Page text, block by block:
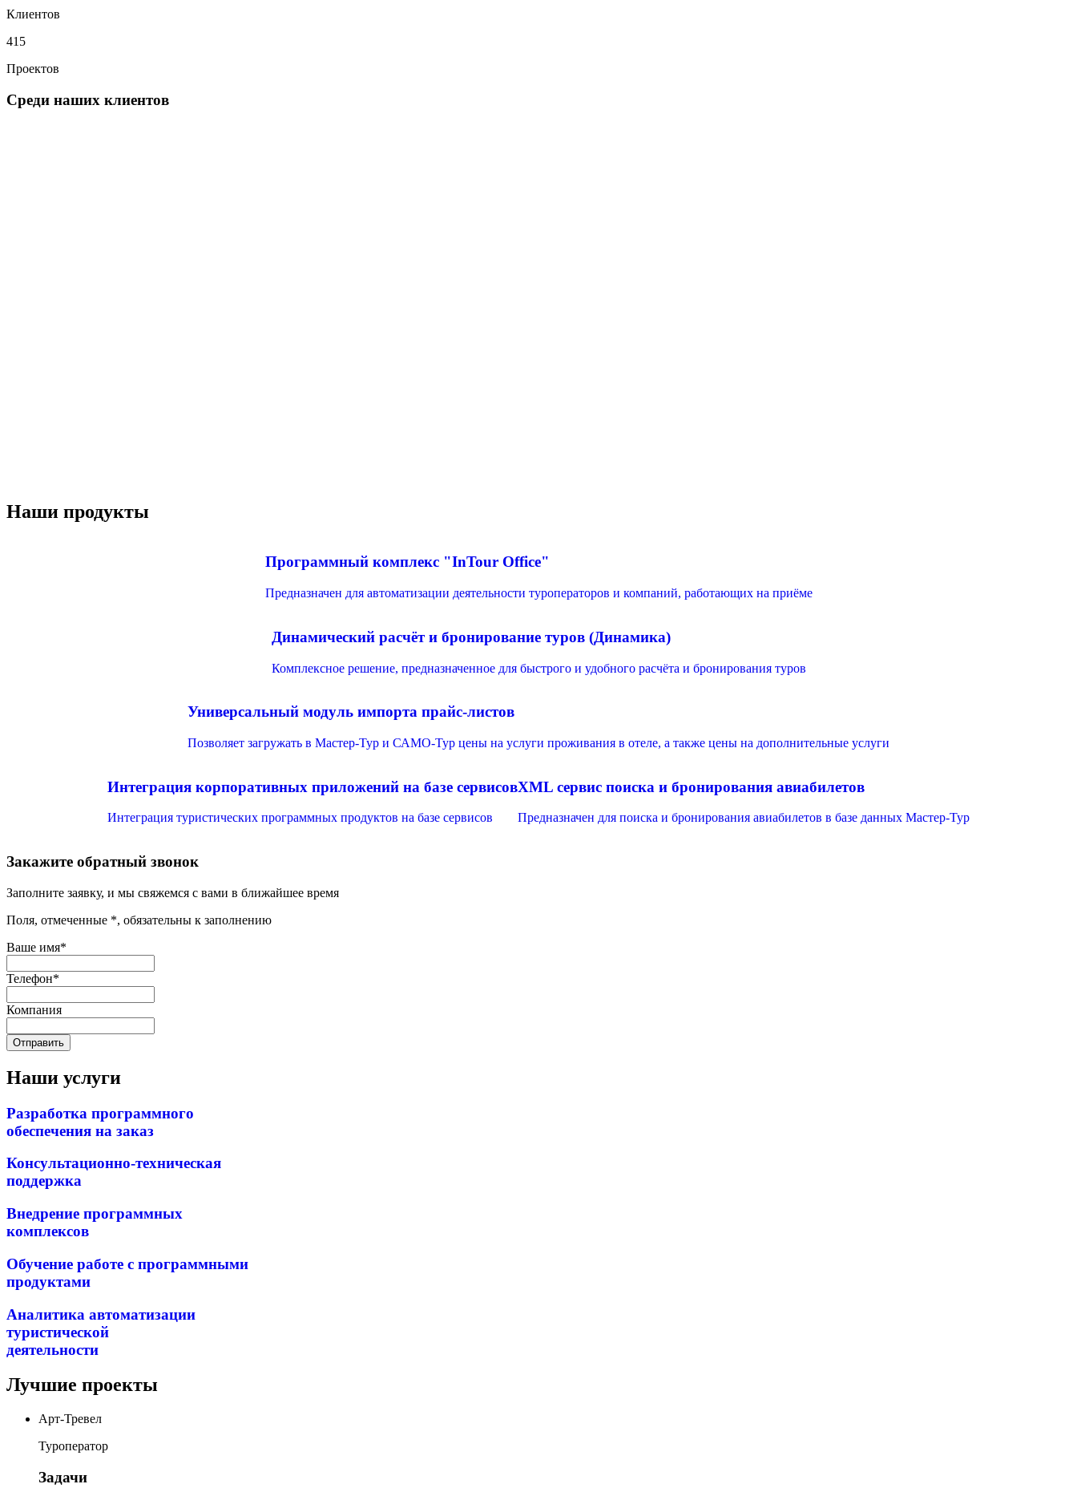
Клиентов
415
Проектов
Среди наших клиентов
Наши продукты
Программный комплекс "InTour Office"
Предназначен для автоматизации деятельности туроператоров и компаний, работающих на приёме
Динамический расчёт и бронирование туров (Динамика)
Комплексное решение, предназначенное для быстрого и удобного расчёта и бронирования туров
Универсальный модуль импорта прайс-листов
Позволяет загружать в Мастер-Тур и САМО-Тур цены на услуги проживания в отеле, а также цены на дополнительные услуги
Интеграция корпоративных приложений на базе сервисов
Интеграция туристических программных продуктов на базе сервисов
XML сервис поиска и бронирования авиабилетов
Предназначен для поиска и бронирования авиабилетов в базе данных Мастер-Тур
Закажите обратный звонок
Заполните заявку, и мы свяжемся с вами в ближайшее время
Поля, отмеченные *, обязательны к заполнению
Ваше имя*
Телефон*
Компания
Наши услуги
Разработка программного
обеспечения на заказ
Консультационно-техническая
поддержка
Внедрение программных
комплексов
Обучение работе с программными
продуктами
Аналитика автоматизации
туристической
деятельности
Лучшие проекты
Арт-Тревел
Туроператор
Задачи